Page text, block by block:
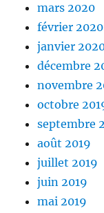
mars 2020
février 2020
janvier
décembre
novembre
octobre
septembre
août 2019
juillet 2019
juin 2019
mai 2019